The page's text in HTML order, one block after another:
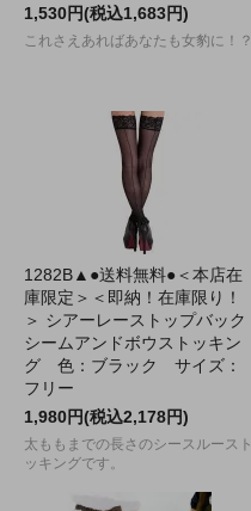
1,530円(税込1,683円)
これさえあればあなたも女豹に！？
1282B▲●送料無料●＜本店在
庫限定＞＜即納！在庫限り！
＞ シアーレーストップバック
シームアンドボウストッキン
グ 色：ブラック サイズ：
フリー
1,980円(税込2,178円)
太ももまでの長さのシースルースト
ッキングです。